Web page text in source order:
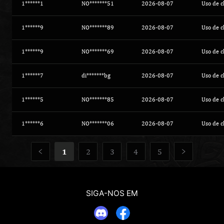
1******1 NO*******51 2026-08-07 Uso de
1******9 NO*******89 2026-08-07 Uso de
1******9 NO*******69 2026-08-07 Uso de
1******7 di*******bg 2026-08-07 Uso de
1******5 NO*******85 2026-08-07 Uso de
1******6 NO*******06 2026-08-07 Uso de
1 2 3 4 5
SIGA-NOS EM